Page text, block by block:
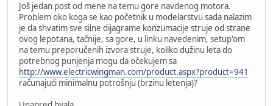
Još jedan post od mene na temu gore navdenog motora.
Problem oko koga se kao početnik u modelarstvu sada nalazim
je da shvatim sve silne dijagrame konzumacije struje od strane
ovog lepotana, tačnije, sa gore, u linku navedenim, setup'om
na temu preporučenih izvora struje, koliko dužinu leta do
potrebnog punjenja mogu da očekujem sa
http://www.electricwingman.com/product.aspx?product=941
računajući minimalnu potrošnju (brzinu letenja)?